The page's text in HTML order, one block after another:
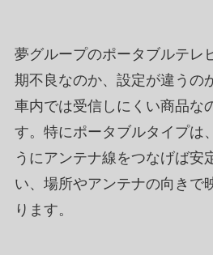
夢グループのポータブルテレ
期不良なのか、設定が違うの
車内では受信しにくい商品な
す。特にポータブルタイプは
うにアンテナ線をつなげば安
い、場所やアンテナの向きで
ります。